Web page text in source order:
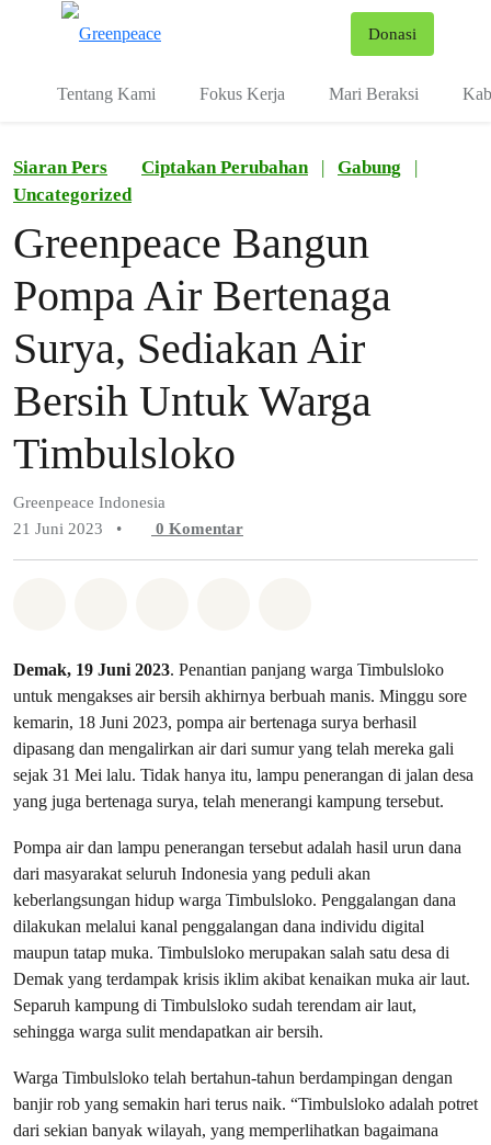
Donasi
Tentang Kami Fokus Kerja Mari Beraksi
Siaran Pers Ciptakan Perubahan | Gabung
|
Uncategorized
Greenpeace Bangun
Pompa Air Bertenaga
Surya, Sediakan Air
Bersih Untuk Warga
Timbulsloko
Greenpeace Indonesia
21 Juni 2023
• 0 Komentar
Demak, 19 Juni 2023. Penantian panjang warga Timbulsloko
untuk mengakses air bersih akhirnya berbuah manis. Minggu sore
kemarin, 18 Juni 2023, pompa air bertenaga surya berhasil
dipasang dan mengalirkan air dari sumur yang telah mereka gali
sejak 31 Mei lalu. Tidak hanya itu, lampu penerangan di jalan desa
yang juga bertenaga surya, telah menerangi kampung tersebut.
Pompa air dan lampu penerangan tersebut adalah hasil urun dana
dari masyarakat seluruh Indonesia yang peduli akan
keberlangsungan hidup warga Timbulsloko. Penggalangan dana
dilakukan melalui kanal penggalangan dana individu digital
maupun tatap muka. Timbulsloko merupakan salah satu desa di
Demak yang terdampak krisis iklim akibat kenaikan muka air laut.
Separuh kampung di Timbulsloko sudah terendam air laut,
sehingga warga sulit mendapatkan air bersih.
Warga Timbulsloko telah bertahun-tahun berdampingan dengan
banjir rob yang semakin hari terus naik. “Timbulsloko adalah potret
dari sekian banyak wilayah, yang memperlihatkan bagaimana